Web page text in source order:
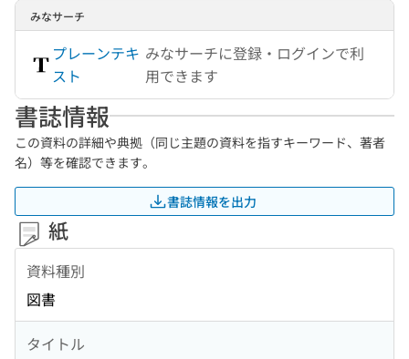
みなサーチ
プレーンテキ
スト
みなサーチに登録・ログインで利
用できます
書誌情報
この資料の詳細や典拠（同じ主題の資料を指すキーワード、著者
名）等を確認できます。
書誌情報を出力
紙
資料種別
図書
タイトル